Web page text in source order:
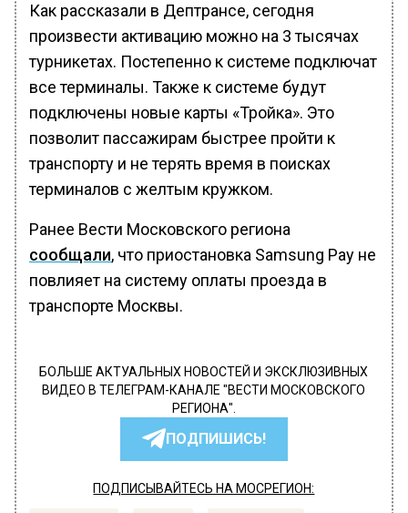
Как рассказали в Дептрансе, сегодня
произвести активацию можно на 3 тысячах
турникетах. Постепенно к системе подключат
все терминалы. Также к системе будут
подключены новые карты «Тройка». Это
позволит пассажирам быстрее пройти к
транспорту и не терять время в поисках
терминалов с желтым кружком.
Ранее Вести Московского региона
сообщали, что приостановка Samsung Pay не
повлияет на систему оплаты проезда в
транспорте Москвы.
БОЛЬШЕ АКТУАЛЬНЫХ НОВОСТЕЙ И ЭКСКЛЮЗИВНЫХ
ВИДЕО В ТЕЛЕГРАМ-КАНАЛЕ "ВЕСТИ МОСКОВСКОГО
РЕГИОНА".
ПОДПИШИСЬ!
ПОДПИСЫВАЙТЕСЬ НА МОСРЕГИОН: